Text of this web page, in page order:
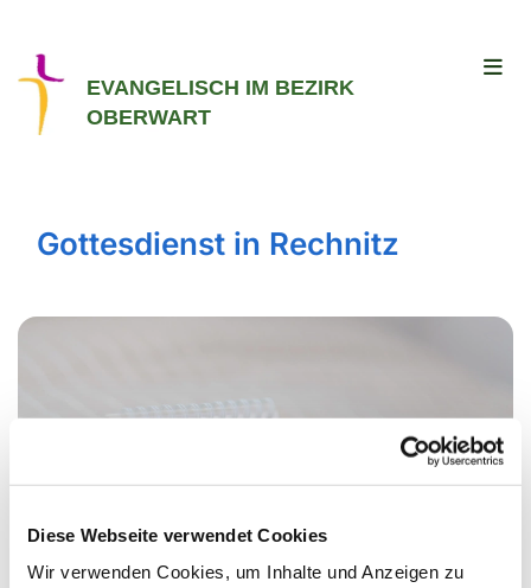
Diese Webseite verwendet Cookies
Wir verwenden Cookies, um Inhalte und Anzeigen zu
EVANGELISCH IM BEZIRK
OBERWART
Gottesdienst in Rechnitz